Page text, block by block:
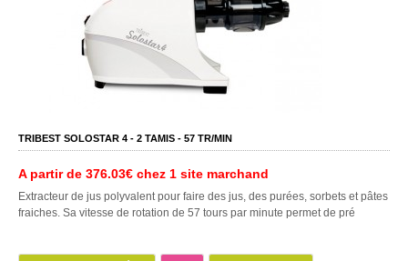
TRIBEST SOLOSTAR 4 - 2 TAMIS - 57 TR/MIN
A partir de 376.03€ chez 1 site marchand
Extracteur de jus polyvalent pour faire des jus, des purées, sorbets et pâtes
fraiches. Sa vitesse de rotation de 57 tours par minute permet de pré